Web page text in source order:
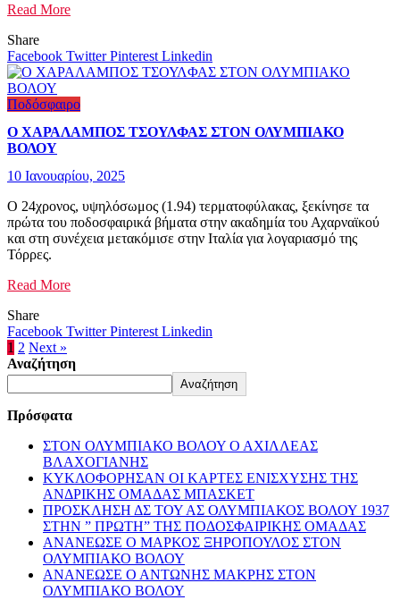
Read More
Share
Facebook TwitterPinterest Linkedin
Ποδόσφαιρο
Ο ΧΑΡΑΛΑΜΠΟΣ ΤΣΟΥΛΦΑΣ ΣΤΟΝ ΟΛΥΜΠΙΑΚΟ
ΒΟΛΟΥ
10 Ιανουαρίου, 2025
Ο 24χρονος, υψηλόσωμος (1.94) τερματοφύλακας, ξεκίνησε τα
πρώτα του ποδοσφαιρικά βήματα στην ακαδημία του Αχαρναϊκού
και στη συνέχεια μετακόμισε στην Ιταλία για λογαριασμό της
Τόρρες.
Read More
Share
Facebook TwitterPinterest Linkedin
1 2 Next »
Αναζήτηση
Αναζήτηση
Πρόσφατα
ΣΤΟΝ ΟΛΥΜΠΙΑΚΟ ΒΟΛΟΥ Ο ΑΧΙΛΛΕΑΣ
ΒΛΑΧΟΓΙΑΝΗΣ
ΚΥΚΛΟΦΟΡΗΣΑΝ ΟΙ ΚΑΡΤΕΣ ΕΝΙΣΧΥΣΗΣ ΤΗΣ
ΑΝΔΡΙΚΗΣ ΟΜΑΔΑΣ ΜΠΑΣΚΕΤ
ΠΡΟΣΚΛΗΣΗ ΔΣ ΤΟΥ ΑΣ ΟΛΥΜΠΙΑΚΟΣ ΒΟΛΟΥ 1937
ΣΤΗΝ ” ΠΡΩΤΗ” ΤΗΣ ΠΟΔΟΣΦΑΙΡΙΚΗΣ ΟΜΑΔΑΣ
ΑΝΑΝΕΩΣΕ Ο ΜΑΡΚΟΣ ΞΗΡΟΠΟΥΛΟΣ ΣΤΟΝ
ΟΛΥΜΠΙΑΚΟ ΒΟΛΟΥ
ΑΝΑΝΕΩΣΕ Ο ΑΝΤΩΝΗΣ ΜΑΚΡΗΣ ΣΤΟΝ
ΟΛΥΜΠΙΑΚΟ ΒΟΛΟΥ